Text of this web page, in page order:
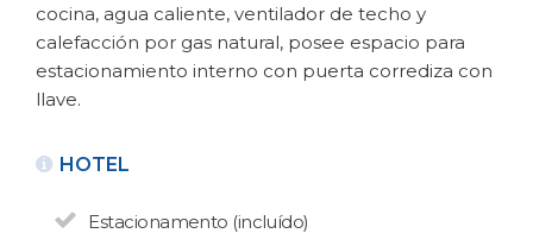
ALUGUEL TURÍSTICO DE
CASAS
Dahlias del Sur
VOLTAR
cocina, agua caliente, ventilador de techo y
calefacción por gas natural, posee espacio para
estacionamiento interno con puerta corrediza con
llave.
HOTEL
Estacionamento (incluído)